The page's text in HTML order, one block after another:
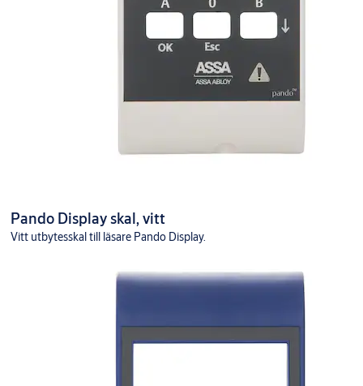
Pando Display skal, vitt
Vitt utbytesskal till läsare Pando Display.